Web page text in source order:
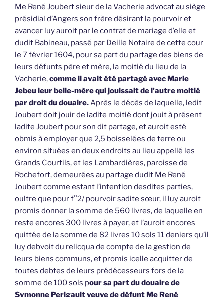
Me René Joubert sieur de la Vacherie advocat au siège
présidial d’Angers son frère désirant la pourvoir et
avancer luy auroit par le contrat de mariage d’elle et
dudit Babineau, passé par Deille Notaire de cette cour
le 7 février 1604, pour sa part du partage des biens de
leurs défunts père et mère, la moitié du lieu de la
Vacherie,comme il avait été partagé avec Marie
Jebeu leur belle-mère qui jouissait de l’autre moitié
par droit du douaire.Après le décès de laquelle, ledit
Joubert doit jouir de ladite moitié dont jouit à présent
ladite Joubert pour son dit partage, et auroit esté
obmis à employer que 2,5 boisselées de terre ou
environ situées en deux endroits au lieu appellé les
Grands Courtils, et les Lambardières, paroisse de
Rochefort, demeurées au partage dudit Me René
Joubert comme estant l’intention desdites parties,
oultre que pour f°2/ pourvoir sadite sœur, il luy auroit
promis donner la somme de 560 livres, de laquelle en
reste encores 300 livres à payer, et l’auroit encores
quittée de la somme de 82 livres 10 sols 11 deniers qu’il
luy debvoit du relicqua de compte de la gestion de
leurs biens communs, et promis icelle acquitter de
toutes debtes de leurs prédécesseurs fors de la
somme de 100 sols pour sa part du douaire de